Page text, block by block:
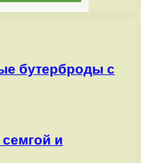
бутерброды с
и